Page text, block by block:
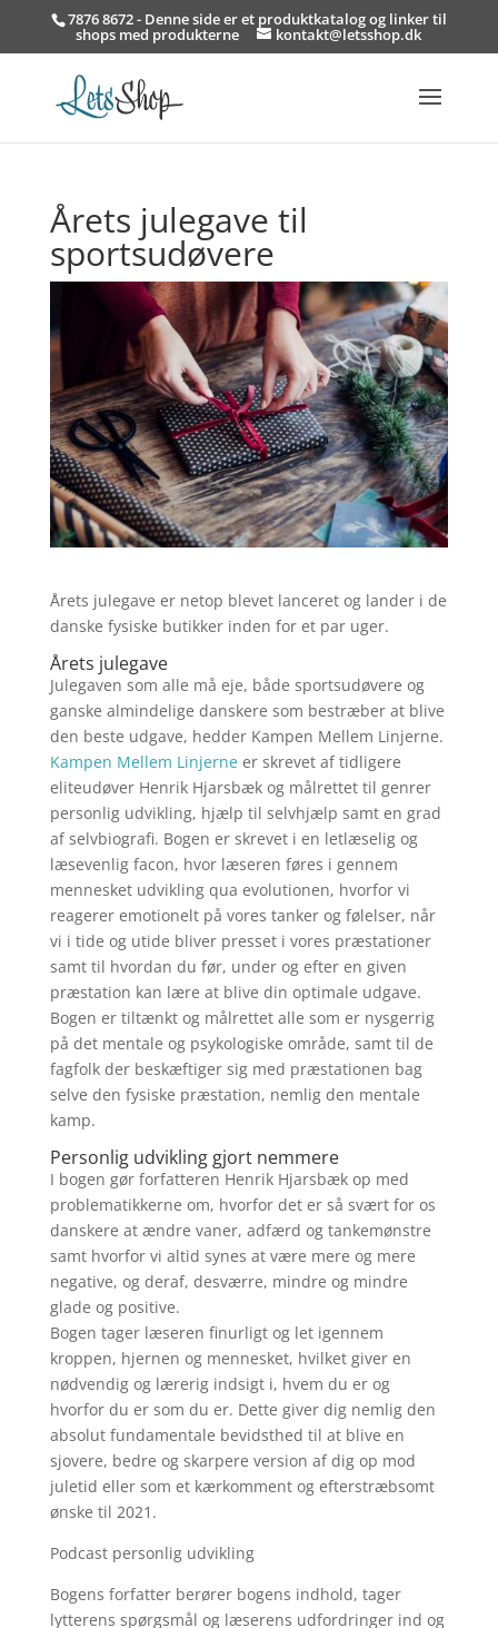
7876 8672 - Denne side er et produktkatalog og linker til
shops med produkterne kontakt@letsshop.dk
Årets julegave til
sportsudøvere
Årets julegave er netop blevet lanceret og lander i de
danske fysiske butikker inden for et par uger.
Årets julegave
Julegaven som alle må eje, både sportsudøvere og
ganske almindelige danskere som bestræber at blive
den beste udgave, hedder Kampen Mellem Linjerne.
Kampen Mellem Linjerneer skrevet af tidligere
eliteudøver Henrik Hjarsbæk og målrettet til genrer
personlig udvikling, hjælp til selvhjælp samt en grad
af selvbiografi. Bogen er skrevet i en letlæselig og
læsevenlig facon, hvor læseren føres i gennem
mennesket udvikling qua evolutionen, hvorfor vi
reagerer emotionelt på vores tanker og følelser, når
vi i tide og utide bliver presset i vores præstationer
samt til hvordan du før, under og efter en given
præstation kan lære at blive din optimale udgave.
Bogen er tiltænkt og målrettet alle som er nysgerrig
på det mentale og psykologiske område, samt til de
fagfolk der beskæftiger sig med præstationen bag
selve den fysiske præstation, nemlig den mentale
kamp.
Personlig udvikling gjort nemmere
I bogen gør forfatteren Henrik Hjarsbæk op med
problematikkerne om, hvorfor det er så svært for os
danskere at ændre vaner, adfærd og tankemønstre
samt hvorfor vi altid synes at være mere og mere
negative, og deraf, desværre, mindre og mindre
glade og positive.
Bogen tager læseren finurligt og let igennem
kroppen, hjernen og mennesket, hvilket giver en
nødvendig og lærerig indsigt i, hvem du er og
hvorfor du er som du er. Dette giver dig nemlig den
absolut fundamentale bevidsthed til at blive en
sjovere, bedre og skarpere version af dig op mod
juletid eller som et kærkomment og efterstræbsomt
ønske til 2021.
Podcast personlig udvikling
Bogens forfatter berører bogens indhold, tager
lytterens spørgsmål og læserens udfordringer ind og